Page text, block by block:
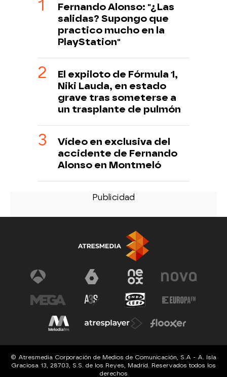
Fernando Alonso: "¿Las
salidas? Supongo que
practico mucho en la
PlayStation"
El expiloto de Fórmula 1,
Niki Lauda, en estado
grave tras someterse a
un trasplante de pulmón
Vídeo en exclusiva del
accidente de Fernando
Alonso en Montmeló
© Atresmedia Corporación de Medios de Comunicación, S.A - A. Isla
Graciosa 13, 28703, S.S. de los Reyes, Madrid. Reservados todos los
derechos